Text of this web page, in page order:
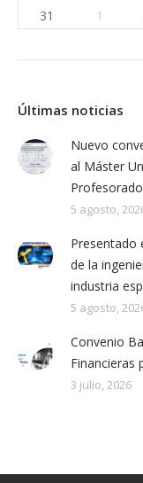
31
1
Últimas noticias
Nuevo
al Máster
Profesorado
5 agosto,
Presentado
de la
industria
5 agosto,
Convenio
Financieras
3 julio, 2026